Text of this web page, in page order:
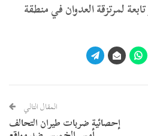
لمرتزقة العدوان في منطقة
المقال التالي
إحصائية ضربات طيران التحالف